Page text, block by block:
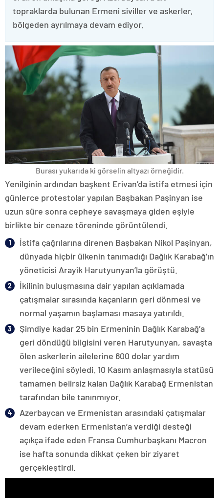
topraklarda bulunan Ermeni siviller ve askerler,
bölgeden ayrılmaya devam ediyor.
Burası yukarıda ki görselin altyazı örneğidir.
Yenilginin ardından başkent Erivan’da istifa etmesi için
günlerce protestolar yapılan Başbakan Paşinyan ise
uzun süre sonra cepheye savaşmaya giden eşiyle
birlikte bir cenaze töreninde görüntülendi.
İstifa çağrılarına direnen Başbakan Nikol Paşinyan,
dünyada hiçbir ülkenin tanımadığı Dağlık Karabağ’ın
yöneticisi Arayik Harutyunyan’la görüştü.
İkilinin buluşmasına dair yapılan açıklamada
çatışmalar sırasında kaçanların geri dönmesi ve
normal yaşamın başlaması masaya yatırıldı.
Şimdiye kadar 25 bin Ermeninin Dağlık Karabağ’a
geri döndüğü bilgisini veren Harutyunyan, savaşta
ölen askerlerin ailelerine 600 dolar yardım
verileceğini söyledi. 10 Kasım anlaşmasıyla statüsü
tamamen belirsiz kalan Dağlık Karabağ Ermenistan
tarafından bile tanınmıyor.
Azerbaycan ve Ermenistan arasındaki çatışmalar
devam ederken Ermenistan’a verdiği desteği
açıkça ifade eden Fransa Cumhurbaşkanı Macron
ise hafta sonunda dikkat çeken bir ziyaret
gerçekleştirdi.